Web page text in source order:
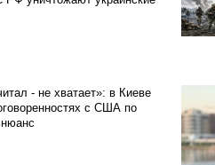
- не хватает»: в Киеве
с США по
нюанс